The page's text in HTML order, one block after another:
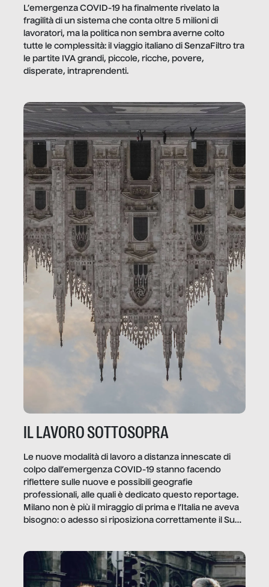
L’emergenza COVID-19 ha finalmente rivelato la
fragilità di un sistema che conta oltre 5 milioni di
lavoratori, ma la politica non sembra averne colto
tutte le complessità: il viaggio italiano di SenzaFiltro tra
le partite IVA grandi, piccole, ricche, povere,
disperate, intraprendenti.
IL LAVORO SOTTOSOPRA
Le nuove modalità di lavoro a distanza innescate di
colpo dall’emergenza COVID-19 stanno facendo
riflettere sulle nuove e possibili geografie
professionali, alle quali è dedicato questo reportage.
Milano non è più il miraggio di prima e l’Italia ne aveva
bisogno: o adesso si riposiziona correttamente il Sud